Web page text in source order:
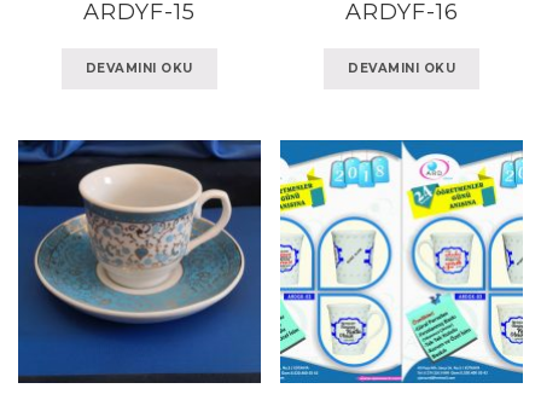
ARDYF-15
DEVAMINI OKU
ARDYF-16
DEVAMINI OKU